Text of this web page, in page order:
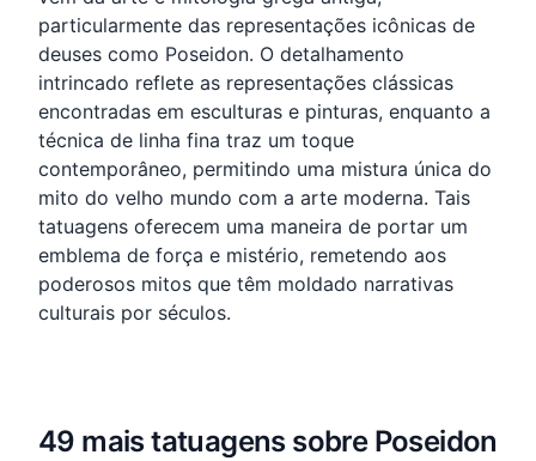
particularmente das representações icônicas de
deuses como Poseidon. O detalhamento
intrincado reflete as representações clássicas
encontradas em esculturas e pinturas, enquanto a
técnica de linha fina traz um toque
contemporâneo, permitindo uma mistura única do
mito do velho mundo com a arte moderna. Tais
tatuagens oferecem uma maneira de portar um
emblema de força e mistério, remetendo aos
poderosos mitos que têm moldado narrativas
culturais por séculos.
49 mais tatuagens sobre Poseidon